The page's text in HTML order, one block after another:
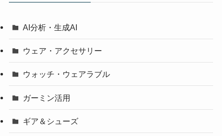
AI分析・生成AI
ウェア・アクセサリー
ウォッチ・ウェアラブル
ガーミン活用
ギア＆シューズ